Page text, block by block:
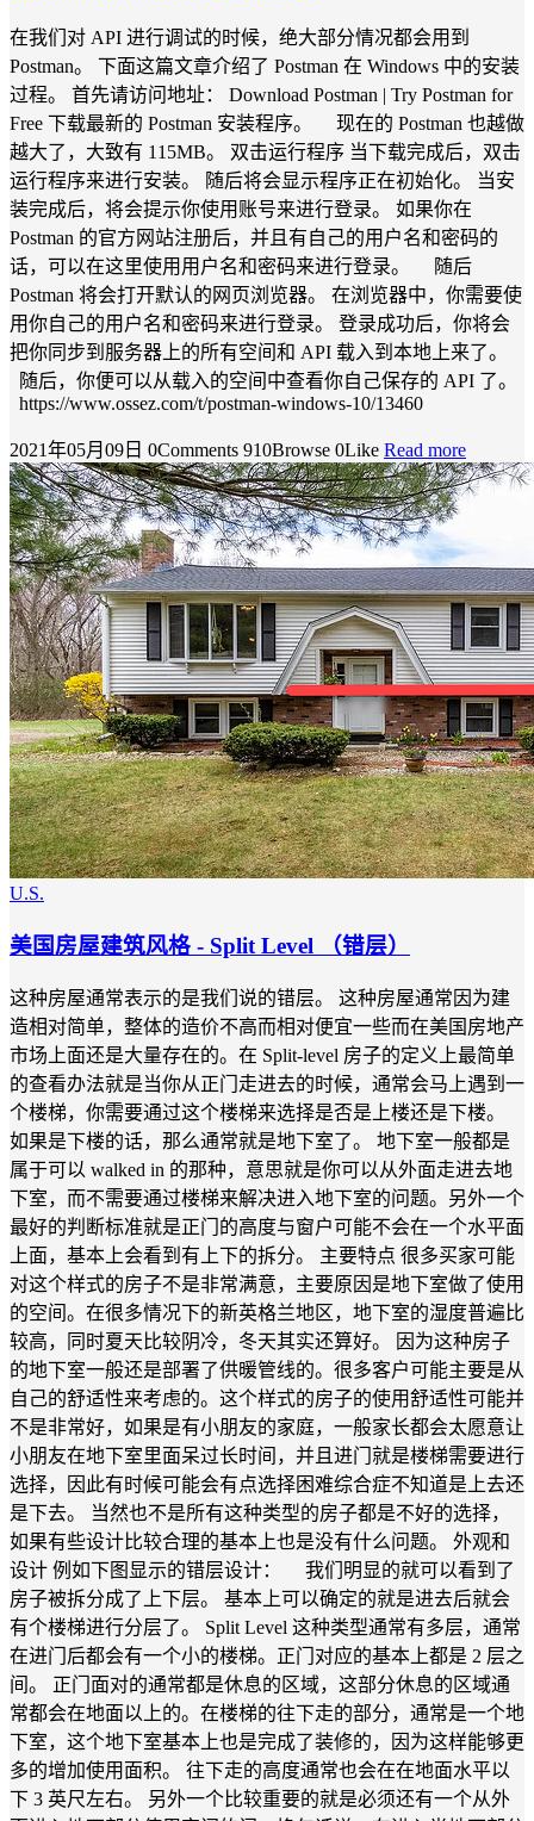
在我们对 API 进行调试的时候，绝大部分情况都会用到
Postman。 下面这篇文章介绍了 Postman 在 Windows 中的安装
过程。 首先请访问地址： Download Postman | Try Postman for
Free 下载最新的 Postman 安装程序。 现在的 Postman 也越做
越大了，大致有 115MB。 双击运行程序 当下载完成后，双击
运行程序来进行安装。 随后将会显示程序正在初始化。 当安
装完成后，将会提示你使用账号来进行登录。 如果你在
Postman 的官方网站注册后，并且有自己的用户名和密码的
话，可以在这里使用用户名和密码来进行登录。 随后
Postman 将会打开默认的网页浏览器。 在浏览器中，你需要使
用你自己的用户名和密码来进行登录。 登录成功后，你将会
把你同步到服务器上的所有空间和 API 载入到本地上来了。
随后，你便可以从载入的空间中查看你自己保存的 API 了。
https://www.ossez.com/t/postman-windows-10/13460
2021年05月09日 0Comments 910Browse 0Like Read more
U.S.
美国房屋建筑风格 - Split Level （错层）
这种房屋通常表示的是我们说的错层。 这种房屋通常因为建
造相对简单，整体的造价不高而相对便宜一些而在美国房地产
市场上面还是大量存在的。在 Split-level 房子的定义上最简单
的查看办法就是当你从正门走进去的时候，通常会马上遇到一
个楼梯，你需要通过这个楼梯来选择是否是上楼还是下楼。
如果是下楼的话，那么通常就是地下室了。 地下室一般都是
属于可以 walked in 的那种，意思就是你可以从外面走进去地
下室，而不需要通过楼梯来解决进入地下室的问题。另外一个
最好的判断标准就是正门的高度与窗户可能不会在一个水平面
上面，基本上会看到有上下的拆分。 主要特点 很多买家可能
对这个样式的房子不是非常满意，主要原因是地下室做了使用
的空间。在很多情况下的新英格兰地区，地下室的湿度普遍比
较高，同时夏天比较阴冷，冬天其实还算好。 因为这种房子
的地下室一般还是部署了供暖管线的。很多客户可能主要是从
自己的舒适性来考虑的。这个样式的房子的使用舒适性可能并
不是非常好，如果是有小朋友的家庭，一般家长都会太愿意让
小朋友在地下室里面呆过长时间，并且进门就是楼梯需要进行
选择，因此有时候可能会有点选择困难综合症不知道是上去还
是下去。 当然也不是所有这种类型的房子都是不好的选择，
如果有些设计比较合理的基本上也是没有什么问题。 外观和
设计 例如下图显示的错层设计： 我们明显的就可以看到了
房子被拆分成了上下层。 基本上可以确定的就是进去后就会
有个楼梯进行分层了。 Split Level 这种类型通常有多层，通常
在进门后都会有一个小的楼梯。正门对应的基本上都是 2 层之
间。 正门面对的通常都是休息的区域，这部分休息的区域通
常都会在地面以上的。在楼梯的往下走的部分，通常是一个地
下室，这个地下室基本上也是完成了装修的，因为这样能够更
多的增加使用面积。 往下走的高度通常也会在在地面水平以
下 3 英尺左右。 另外一个比较重要的就是必须还有一个从外